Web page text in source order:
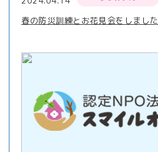
春の防災訓練とお花見会をしました